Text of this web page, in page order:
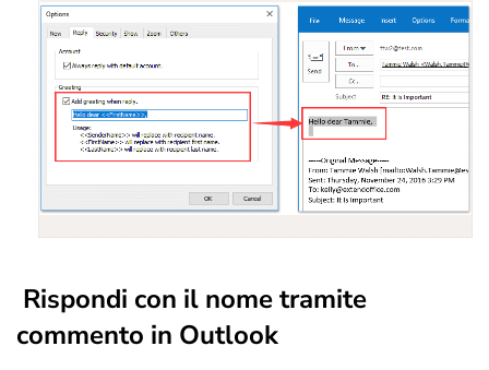
Rispondi con il nome tramite
commento in Outlook